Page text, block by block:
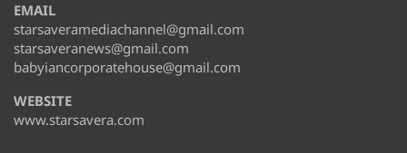
EMAIL
starsaveramediachannel@gmail.com
starsaveranews@gmail.com
babyiancorporatehouse@gmail.com
WEBSITE
www.starsavera.com